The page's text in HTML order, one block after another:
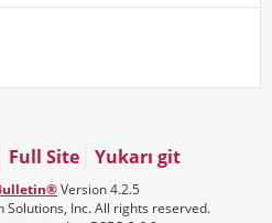
Full Site Yukarı git
Version 4.2.5
Inc. All rights reserved.